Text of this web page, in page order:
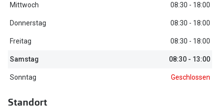
Gläser
Glaspakete
Glasveredelungen
Zubehör
Mittwoch 08:30 - 18:00
Donnerstag 08:30 - 18:00
Freitag 08:30 - 18:00
Samstag 08:30 - 13:00
Sonntag Geschlossen
Standort